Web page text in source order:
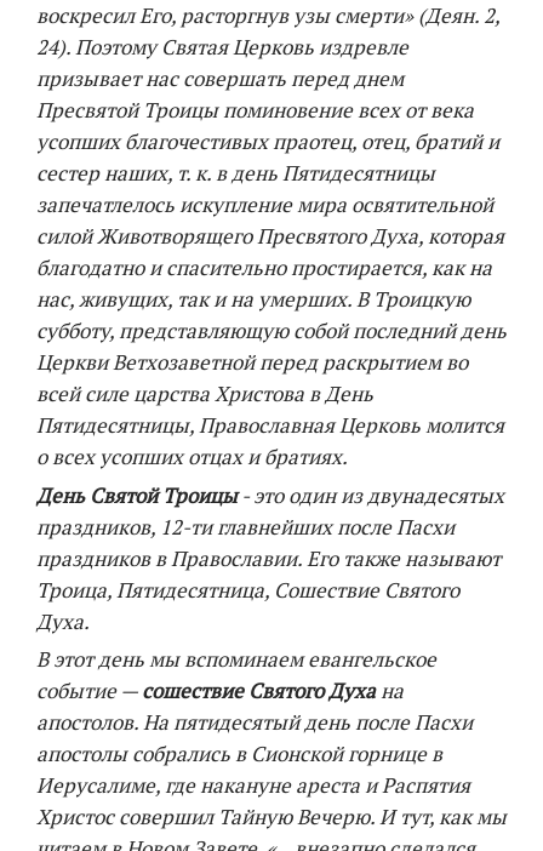
воскресил Его, расторгнув узы смерти»(Деян. 2,
24). Поэтому Святая Церковь издревле
призывает нас совершать перед днем
Пресвятой Троицы поминовение всех от века
усопших благочестивых праотец, отец, братий и
сестер наших, т. к. в день Пятидесятницы
запечатлелось искупление мира освятительной
силой Животворящего Пресвятого Духа, которая
благодатно и спасительно простирается, как на
нас, живущих, так и на умерших. В Троицкую
субботу, представляющую собой последний день
Церкви Ветхозаветной перед раскрытием во
всей силе царства Христова в День
Пятидесятницы, Православная Церковь молится
о всех усопших отцах и братиях.
День Святой Троицы- это один из двунадесятых
праздников, 12-ти главнейших после Пасхи
праздников в Православии. Его также называют
Троица, Пятидесятница, Сошествие Святого
Духа.
В этот день мы вспоминаем евангельское
событие —сошествие Святого Духана
апостолов. На пятидесятый день после Пасхи
апостолы собрались в Сионской горнице в
Иерусалиме, где накануне ареста и Распятия
Христос совершил Тайную Вечерю. И тут, как мы